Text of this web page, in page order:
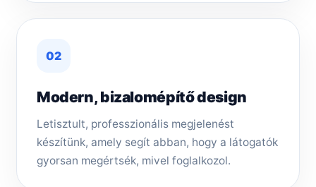
02
Modern, bizalomépítő design
Letisztult, professzionális megjelenést
készítünk, amely segít abban, hogy a látogatók
gyorsan megértsék, mivel foglalkozol.